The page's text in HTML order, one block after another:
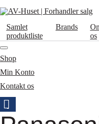
Samlet
produktliste
Brands
os
Shop
Min Konto
Kontakt os